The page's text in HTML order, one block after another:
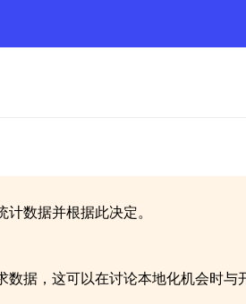
数据并根据此决定。
据，这可以在讨论本地化机会时与